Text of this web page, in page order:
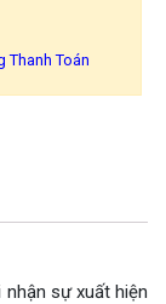
Thanh Toán
sự xuất hiện